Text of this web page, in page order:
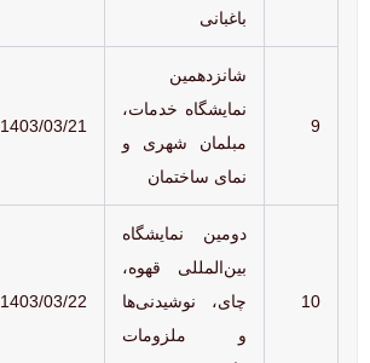
باغبانی
9
شانزدهمین
نمایشگاه خدمات،
مبلمان شهری و
نمای ساختمان
1403/03/21
10
دومین نمایشگاه
بین‌المللی قهوه،
چای، نوشیدنی‌ها
و ملزومات
1403/03/22